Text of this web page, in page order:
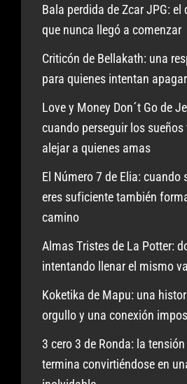
Bala perdida de Zcar JPG:
que nunca llegó a comenzar
Criticón de Bellakath: una
para quienes intentan
Love y Money Don´t Go de
cuando perseguir los
alejar a quienes amas
El Número 7 de Elia: cuando
eres suficiente también
camino
Almas Tristes de La Potter:
intentando llenar el mismo
Koketika de Mapu: una
orgullo y una conexión
3 cero 3 de Ronda: la
termina convirtiéndose en